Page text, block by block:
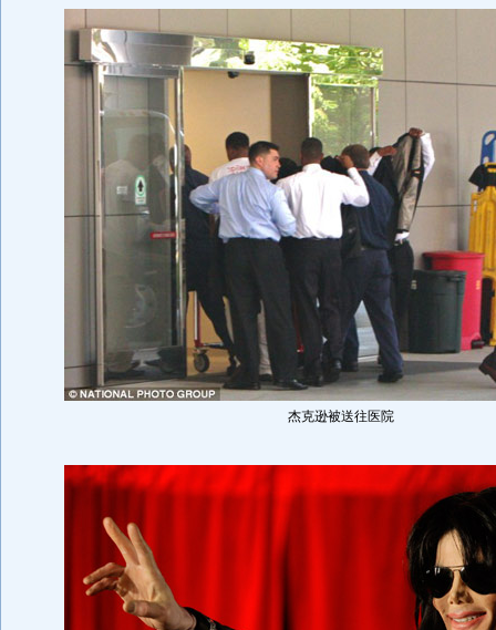
杰克逊被送往医院